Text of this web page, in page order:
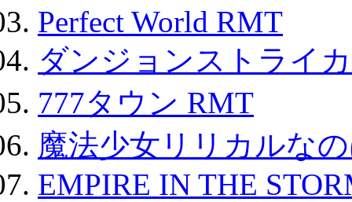
Perfect World RMT
ダンジョンストライ
777タウン RMT
魔法少女リリカルな
EMPIRE IN THE